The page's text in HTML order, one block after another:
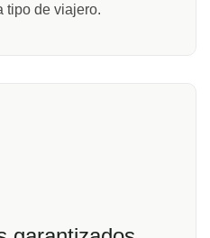
tipo de viajero.